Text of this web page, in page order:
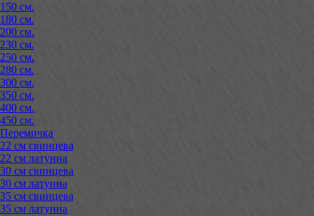
150 см.
180 см.
200 см.
230 см.
250 см.
280 см.
300 см.
350 см.
400 см.
450 см.
Перемичка
22 см свинцева
22 см латунна
30 см свинцева
30 см латунна
35 см свинцева
35 см латунна